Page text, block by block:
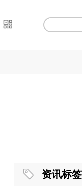
资讯标签